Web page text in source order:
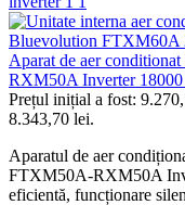
Aparat de aer
RXM50A Inverter
Prețul inițial a fost:
8.343,70 lei.
Aparatul de aer
FTXM50A-RXM50A
eficientă, funcționare